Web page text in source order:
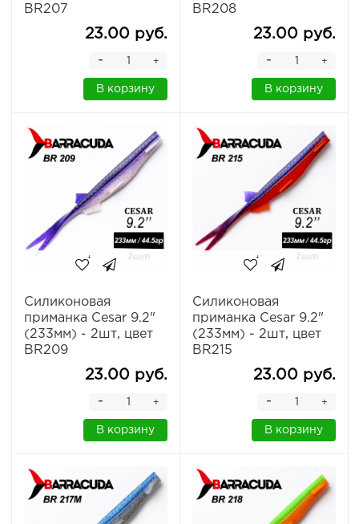
BR207
23.00 руб.
+
-
В корзину
BR208
23.00 руб.
+
-
В корзину
Силиконовая
приманка Cesar 9.2"
(233мм) - 2шт, цвет
BR209
23.00 руб.
+
-
В корзину
Силиконовая
приманка Cesar 9.2"
(233мм) - 2шт, цвет
BR215
23.00 руб.
+
-
В корзину